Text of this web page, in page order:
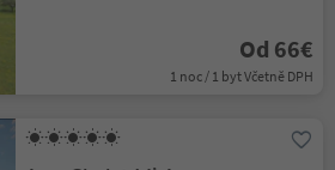
Od 66€
1 noc / 1 byt Včetně DPH